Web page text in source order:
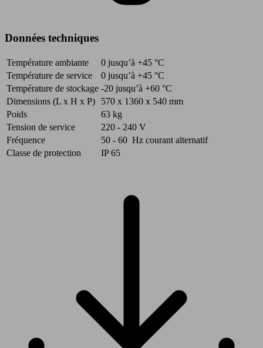
Données techniques
Température ambiante 0 jusqu’à +45 °C
Température de service
0 jusqu’à +45 °C
Température de stockage -20 jusqu’à +60 °C
Dimensions (L x H x P)
570 x 1360 x 540 mm
Poids
63 kg
Tension de service
220 - 240 V
Fréquence
50 - 60 Hz courant alternatif
Classe de protection
IP 65